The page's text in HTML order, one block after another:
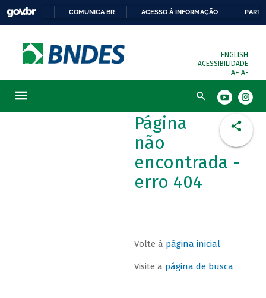
COMUNICA BR ACESSO À INFORMAÇÃO
ENGLISH
ACESSIBILIDADE
A+ A-
Busca
Página
não
encontrada -
erro 404
Volte à página inicial
Visite a página de busca